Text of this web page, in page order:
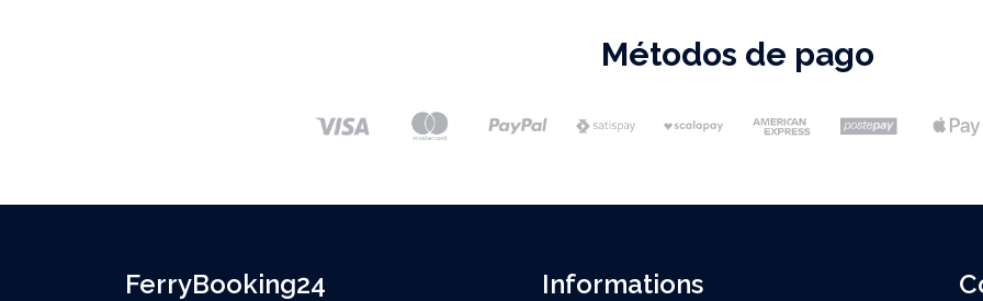
Métodos de pago
FerryBooking24 Informations